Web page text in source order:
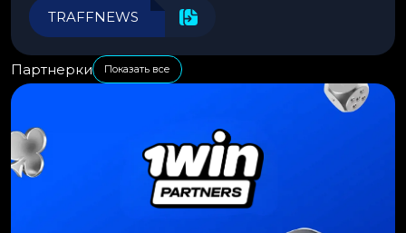
эффективности.
TRAFFNEWS
Партнерки Показать все